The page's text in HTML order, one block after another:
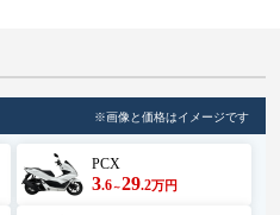
※画像と価格はイメージです
PCX
3.6～29.2万円